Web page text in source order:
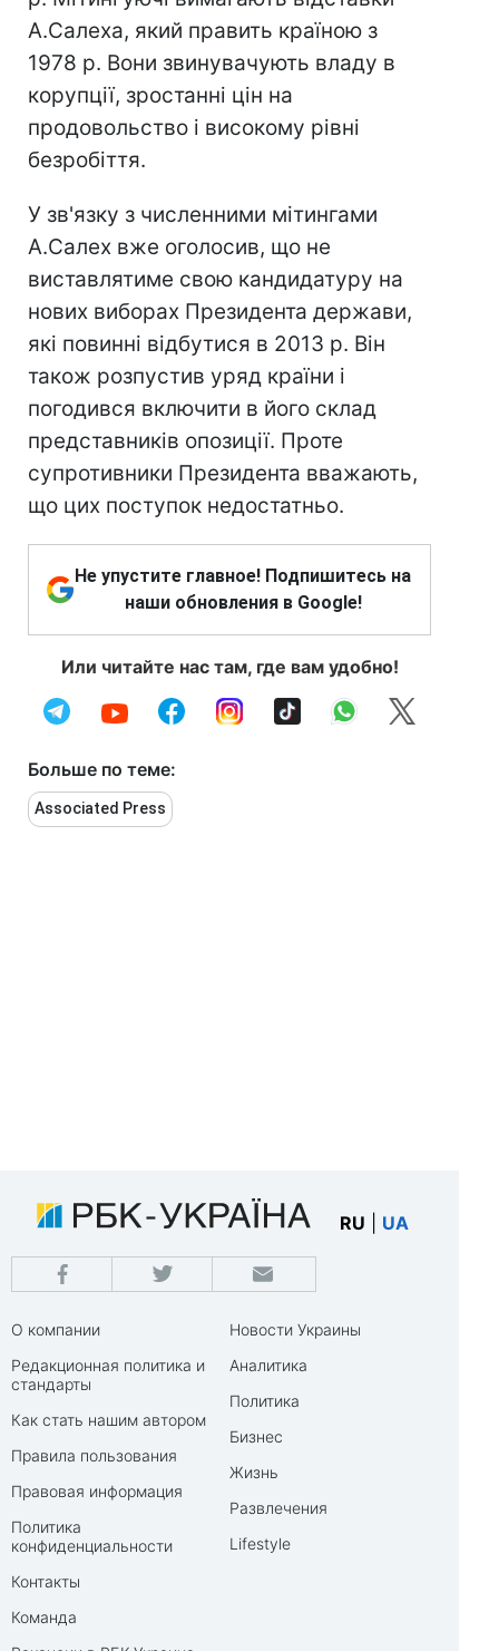
А.Салеха, який править країною з
1978 р. Вони звинувачують владу в
корупції, зростанні цін на
продовольство і високому рівні
безробіття.
У зв'язку з численними мітингами
А.Салех вже оголосив, що не
виставлятиме свою кандидатуру на
нових виборах Президента держави,
які повинні відбутися в 2013 р. Він
також розпустив уряд країни і
погодився включити в його склад
представників опозиції. Проте
супротивники Президента вважають,
що цих поступок недостатньо.
Не упустите главное! Подпишитесь на
наши обновления в Google!
Или читайте нас там, где вам удобно!
Больше по теме:
Associated Press
RU UA
О компании
Редакционная политика и
стандарты
Как стать нашим автором
Правила пользования
Правовая информация
Политика
конфиденциальности
Контакты
Команда
Новости Украины
Аналитика
Политика
Бизнес
Жизнь
Развлечения
Lifestyle